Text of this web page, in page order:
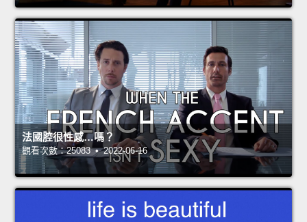
法國腔很性感…嗎？
觀看次數：25083 • 2022-06-16